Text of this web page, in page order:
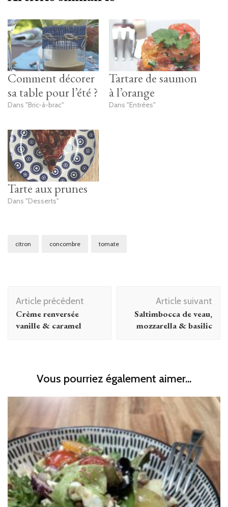
Comment décorer
sa table pour l’été ?
Dans "Bric-à-brac"
Tartare de saumon
à l’orange
Dans "Entrées"
Tarte aux prunes
Dans "Desserts"
citron concombre tomate
Navigation
d'article
Article précédent
Crème renversée
vanille & caramel
Article suivant
Saltimbocca de veau,
mozzarella & basilic
Vous pourriez également aimer...